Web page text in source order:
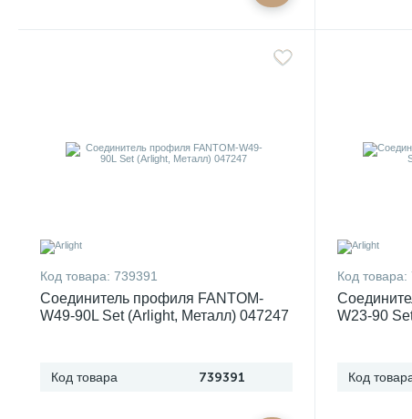
Код товара: 739391
Соединитель профиля FANTOM-
W49-90L Set (Arlight, Металл) 047247
Код товара 739391
Код товара:
W23-90
Код